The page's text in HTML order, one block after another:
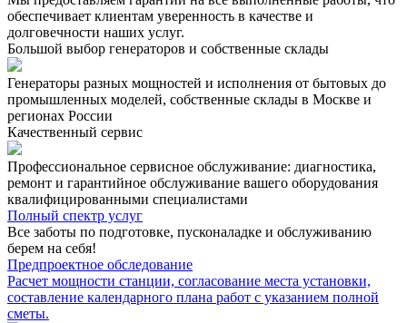
обеспечивает клиентам уверенность в качестве и
долговечности наших услуг.
Большой выбор генераторов и собственные склады
Генераторы разных мощностей и исполнения от бытовых до
промышленных моделей, собственные склады в Москве и
регионах России
Качественный сервис
Профессиональное сервисное обслуживание: диагностика,
ремонт и гарантийное обслуживание вашего оборудования
квалифицированными специалистами
Полный спектр услуг
Все заботы по подготовке, пусконаладке и обслуживанию
берем на себя!
Предпроектное обследование
Расчет мощности станции, согласование места установки,
составление календарного плана работ с указанием полной
сметы.